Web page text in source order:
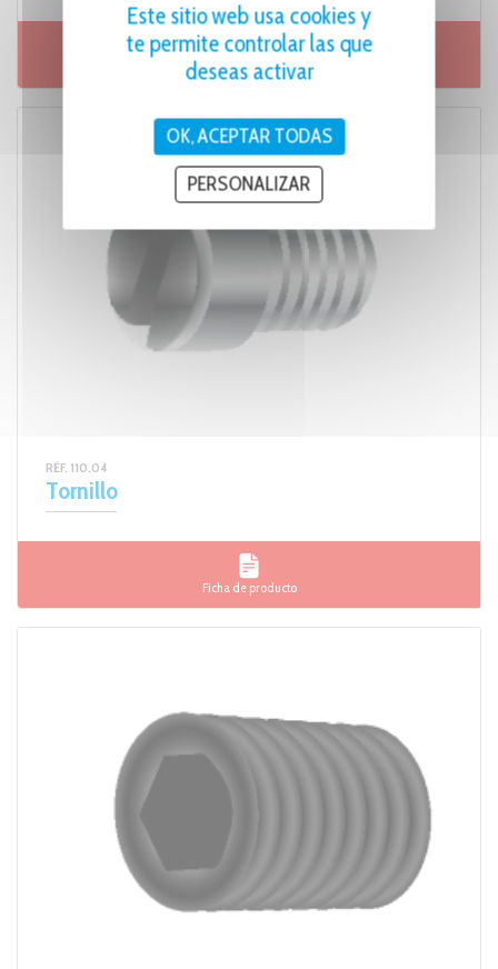
Ficha de producto
RÉF. 110.04
Tornillo
Ficha de producto
Este sitio web usa cookies y
te permite controlar las que
deseas activar
OK, ACEPTAR TODAS
PERSONALIZAR